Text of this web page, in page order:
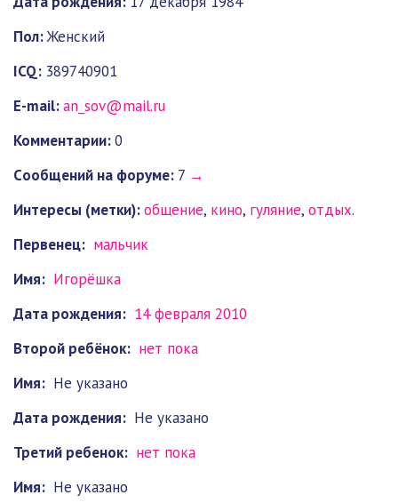
Пол:Женский
ICQ: 389740901
E-mail:an_sov@mail.ru
Комментарии:0
Cообщений на форуме: 7 →
Интересы (метки):общение, кино, гуляние, отдых.
Первенец: мальчик
Имя: Игорёшка
Дата рождения: 14 февраля 2010
Второй ребёнок: нет пока
Имя: Не указано
Дата рождения: Не указано
Третий ребенок: нет пока
Имя: Не указано